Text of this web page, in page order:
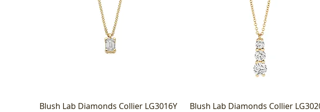
Blush Lab Diamonds Collier LG3016Y
Blush Lab Diamonds Collier